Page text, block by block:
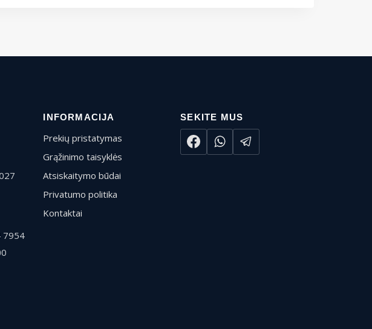
7954
INFORMACIJA
Prekių pristatymas
Grąžinimo taisyklės
Atsiskaitymo būdai
Privatumo politika
Kontaktai
SEKITE MUS